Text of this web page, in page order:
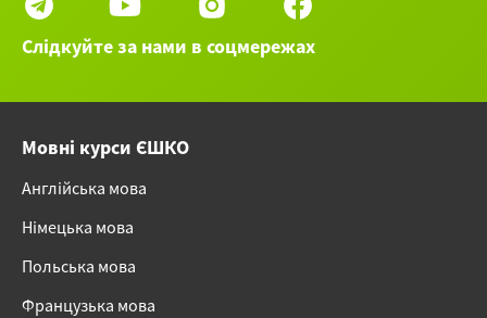
Слідкуйте за нами в соцмережах
Мовні курси ЄШКО
Англійська мова
Німецька мова
Польська мова
Французька мова